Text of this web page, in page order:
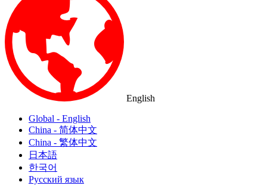
English
Global - English
China - 简体中文
China - 繁体中文
日本語
한국어
Русский язык